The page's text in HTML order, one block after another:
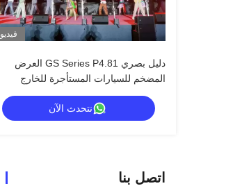
فيديو
دليل بصري GS Series P4.81 العرض
المضخم للسيارات المستأجرة للخارج
نتحدث الآن
اتصل بنا